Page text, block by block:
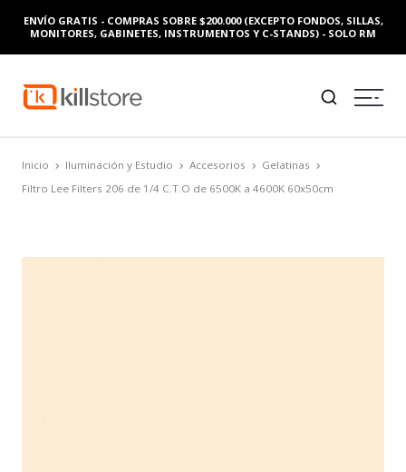
ENVÍO GRATIS - COMPRAS SOBRE $200.000 (EXCEPTO FONDOS, SILLAS,
MONITORES, GABINETES, INSTRUMENTOS Y C-STANDS) - SOLO RM
Inicio Iluminación y Estudio Accesorios
Gelatinas
Filtro Lee Filters 206 de 1/4 C.T.O de 6500K a 4600K 60x50cm